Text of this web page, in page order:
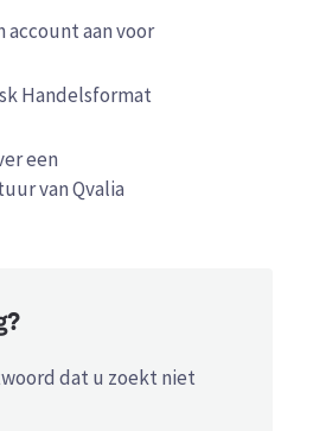
account aan voor
Handelsformat
een
van Qvalia
dat u zoekt niet